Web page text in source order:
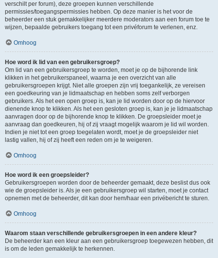
verschilt per forum), deze groepen kunnen verschillende
permissies/toegangspermissies hebben. Op deze manier is het voor de
beheerder een stuk gemakkelijker meerdere moderators aan een forum toe te
wijzen, bepaalde gebruikers toegang tot een privéforum te verlenen, enz.
Omhoog
Hoe word ik lid van een gebruikersgroep?
Om lid van een gebruikersgroep te worden, moet je op de bijhorende link
klikken in het gebruikerspaneel, waarna je een overzicht van alle
gebruikersgroepen krijgt. Niet alle groepen zijn vrij toegankelijk, ze vereisen
een goedkeuring van je lidmaatschap en hebben soms zelf verborgen
gebruikers. Als het een open groep is, kan je lid worden door op de hiervoor
dienende knop te klikken. Als het een gesloten groep is, kan je je lidmaatschap
aanvragen door op de bijhorende knop te klikken. De groepsleider moet je
aanvraag dan goedkeuren, hij of zij vraagt mogelijk waarom je lid wil worden.
Indien je niet tot een groep toegelaten wordt, moet je de groepsleider niet
lastig vallen, hij of zij heeft een reden om je te weigeren.
Omhoog
Hoe word ik een groepsleider?
Gebruikersgroepen worden door de beheerder gemaakt, deze beslist dus ook
wie de groepsleider is. Als je een gebruikersgroep wil starten, moet je contact
opnemen met de beheerder, dit kan door hem/haar een privébericht te sturen.
Omhoog
Waarom staan verschillende gebruikersgroepen in een andere kleur?
De beheerder kan een kleur aan een gebruikersgroep toegewezen hebben, dit
is om de leden gemakkelijk te herkennen.